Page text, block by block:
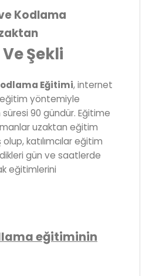
Kodlama
Şekli
Eğitimi, internet
yöntemiyle
90 gündür. Eğitime
uzaktan eğitim
katılımcılar eğitim
gün ve saatlerde
eğitimlerini
eğitiminin